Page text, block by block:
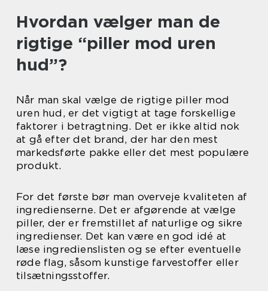
Hvordan vælger man de
rigtige “piller mod uren
hud”?
Når man skal vælge de rigtige piller mod
uren hud, er det vigtigt at tage forskellige
faktorer i betragtning. Det er ikke altid nok
at gå efter det brand, der har den mest
markedsførte pakke eller det mest populære
produkt.
For det første bør man overveje kvaliteten af
ingredienserne. Det er afgørende at vælge
piller, der er fremstillet af naturlige og sikre
ingredienser. Det kan være en god idé at
læse ingredienslisten og se efter eventuelle
røde flag, såsom kunstige farvestoffer eller
tilsætningsstoffer.